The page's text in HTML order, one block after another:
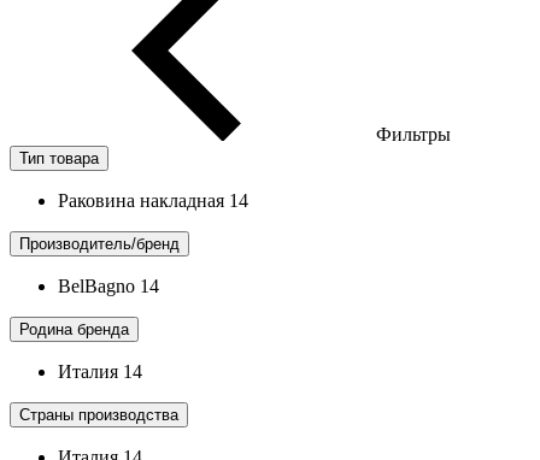
Фильтры
Тип товара
Раковина накладная 14
Производитель/бренд
BelBagno 14
Родина бренда
Италия 14
Страны производства